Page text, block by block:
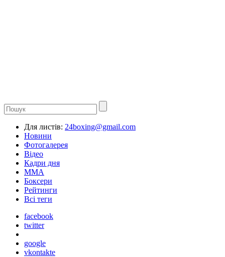
Для листів: 24boxing@gmail.com
Новини
Фотогалерея
Відео
Кадри дня
ММА
Боксери
Рейтинги
Всі теги
facebook
twitter
google
vkontakte